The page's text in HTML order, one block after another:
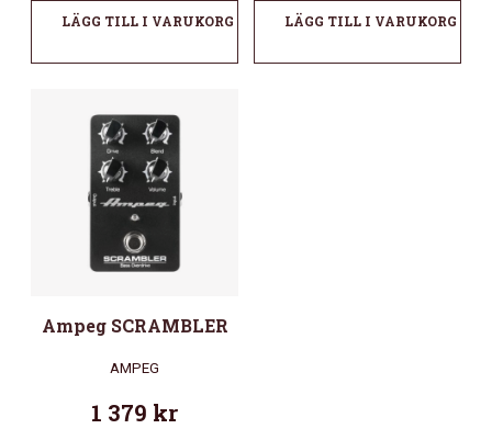
LÄGG TILL I VARUKORG LÄGG TILL I VARUKORG
Ampeg SCRAMBLER
AMPEG
1 379 kr